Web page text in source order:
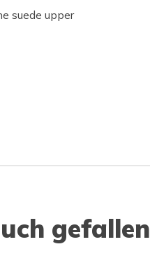
suede upper
gefallen